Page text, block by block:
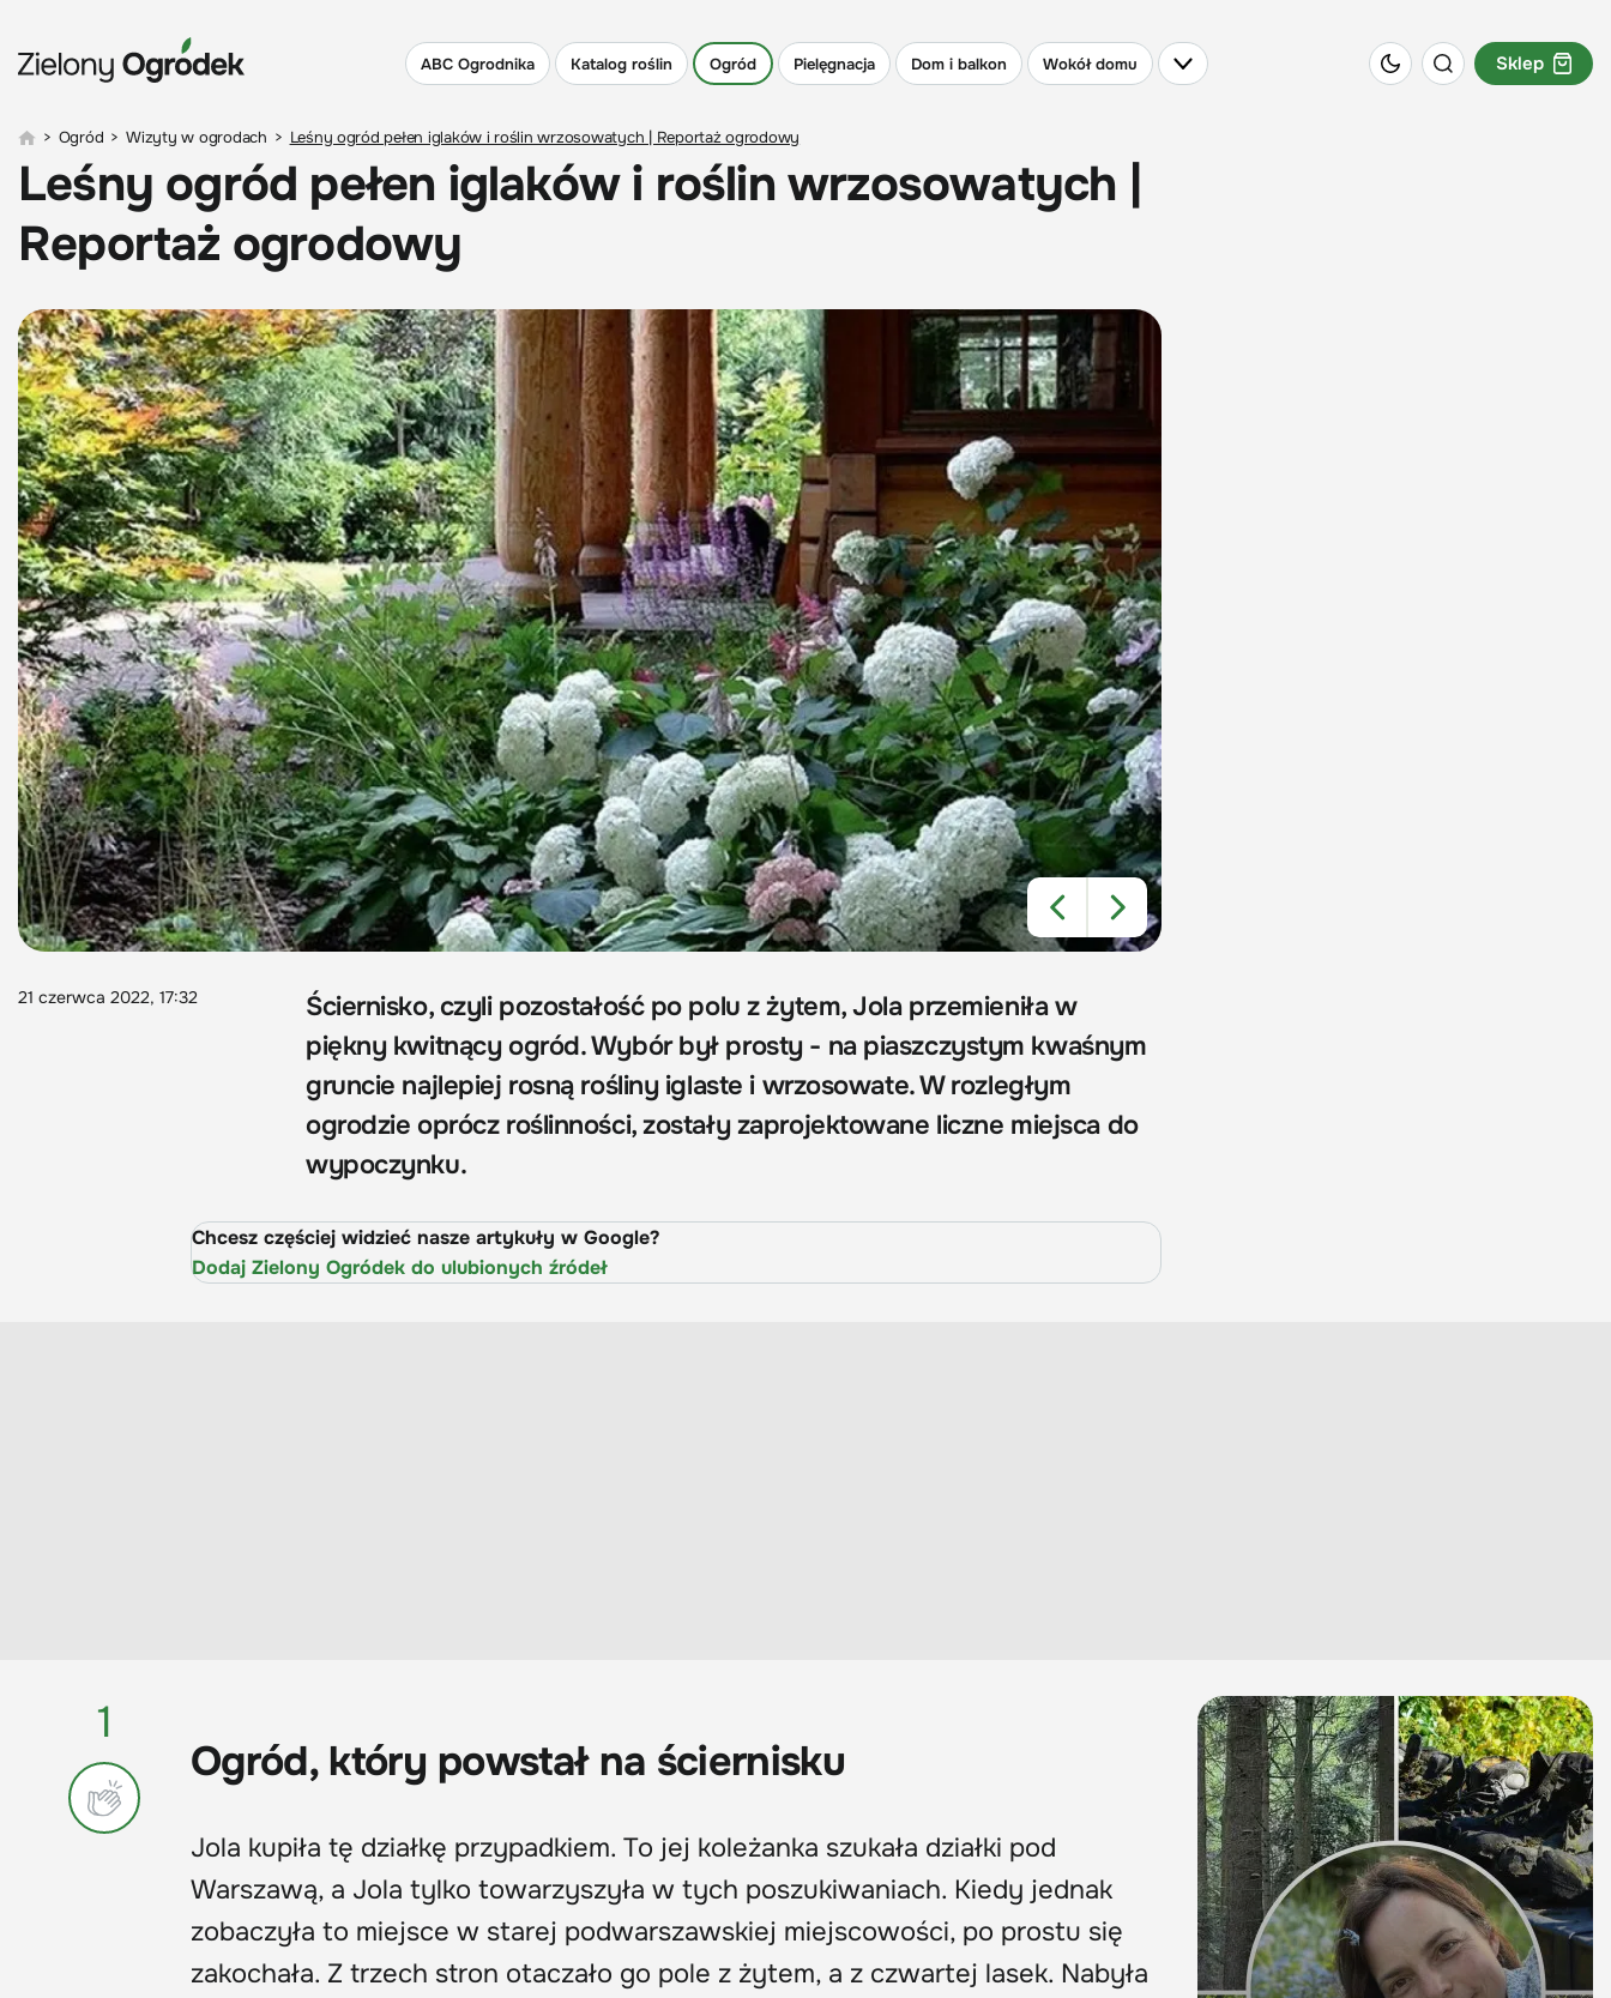
ABC Ogrodnika Katalog roślin Ogród Pielęgnacja Dom i balkon Wokół domu Sklep
> Ogród > Wizyty w ogrodach > Leśny ogród pełen iglaków i roślin wrzosowatych | Reportaż ogrodowy
Leśny ogród pełen iglaków i roślin wrzosowatych |
Reportaż ogrodowy
21 czerwca 2022, 17:32
Ściernisko, czyli pozostałość po polu z żytem, Jola przemieniła w
piękny kwitnący ogród. Wybór był prosty - na piaszczystym kwaśnym
gruncie najlepiej rosną rośliny iglaste i wrzosowate. W rozległym
ogrodzie oprócz roślinności, zostały zaprojektowane liczne miejsca do
wypoczynku.
Chcesz częściej widzieć nasze artykuły w Google?
Dodaj Zielony Ogródek do ulubionych źródeł
1
Ogród, który powstał na ściernisku
Jola kupiła tę działkę przypadkiem. To jej koleżanka szukała działki pod
Warszawą, a Jola tylko towarzyszyła w tych poszukiwaniach. Kiedy jednak
zobaczyła to miejsce w starej podwarszawskiej miejscowości, po prostu się
zakochała. Z trzech stron otaczało go pole z żytem, a z czwartej lasek. Nabyła